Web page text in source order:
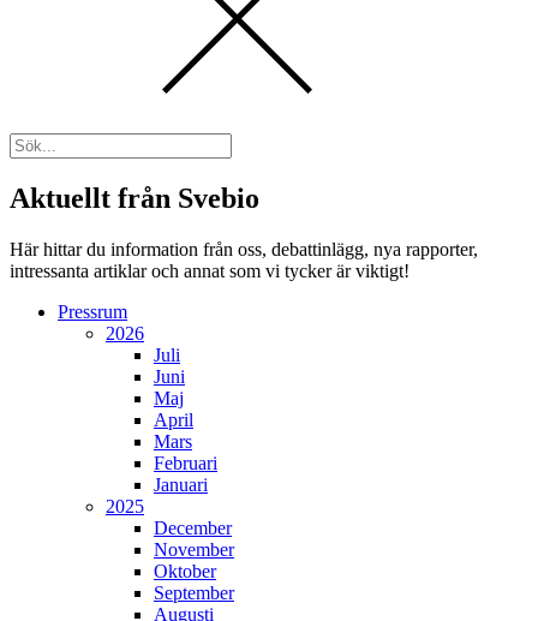
Aktuellt från Svebio
Här hittar du information från oss, debattinlägg, nya rapporter,
intressanta artiklar och annat som vi tycker är viktigt!
Pressrum
2026
Juli
Juni
Maj
April
Mars
Februari
Januari
2025
December
November
Oktober
September
Augusti